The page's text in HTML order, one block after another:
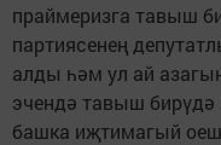
праймеризга тавыш
партиясенең
алды һәм ул ай
эчендә тавыш бирүдә
башка иҗтимагый